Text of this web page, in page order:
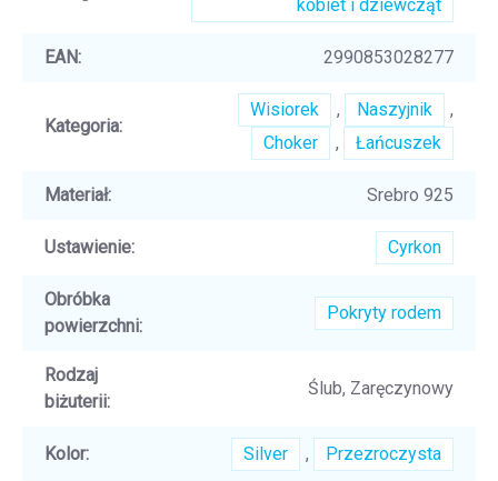
kobiet i dziewcząt
EAN: 2990853028277
Kategoria:
Wisiorek , Naszyjnik
,
Choker
, Łańcuszek
Materiał: Srebro 925
Ustawienie: Cyrkon
Obróbka
powierzchni:
Pokryty rodem
Rodzaj
biżuterii:
Ślub, Zaręczynowy
Kolor: Silver , Przezroczysta